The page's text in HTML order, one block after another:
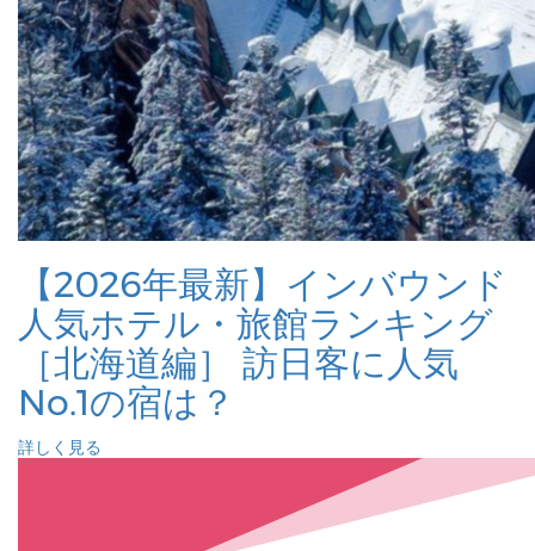
【2026年最新】インバウンド
人気ホテル・旅館ランキング
［北海道編］ 訪日客に人気
No.1の宿は？
詳しく見る